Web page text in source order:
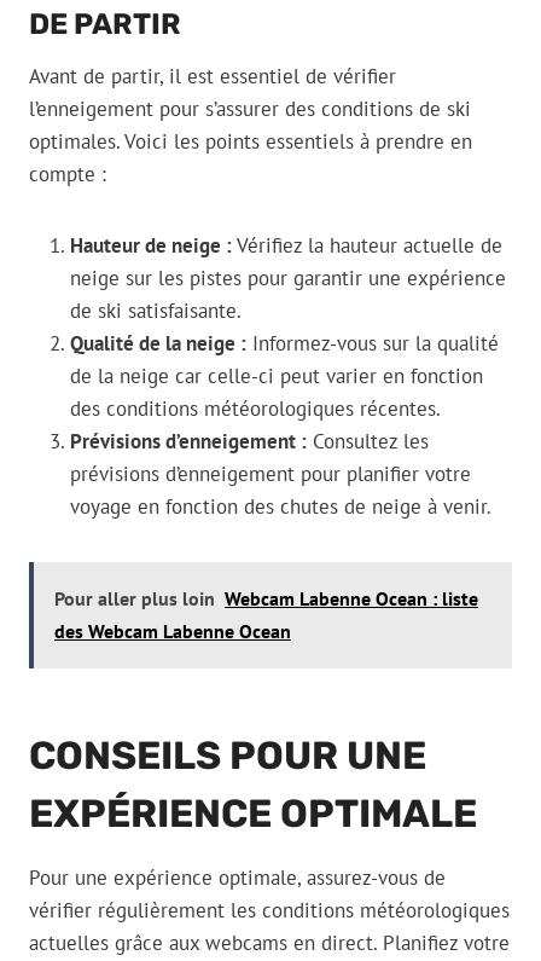
DE PARTIR
Avant de partir, il est essentiel de vérifier
l’enneigement pour s’assurer des conditions de ski
optimales. Voici les points essentiels à prendre en
compte :
Hauteur de neige :Vérifiez la hauteur actuelle de
neige sur les pistes pour garantir une expérience
de ski satisfaisante.
Qualité de la neige : Informez-vous sur la qualité
de la neige car celle-ci peut varier en fonction
des conditions météorologiques récentes.
Prévisions d’enneigement : Consultez les
prévisions d’enneigement pour planifier votre
voyage en fonction des chutes de neige à venir.
Pour aller plus loin Webcam Labenne Ocean : liste
des Webcam Labenne Ocean
CONSEILS POUR UNE
EXPÉRIENCE OPTIMALE
Pour une expérience optimale, assurez-vous de
vérifier régulièrement les conditions météorologiques
actuelles grâce aux webcams en direct. Planifiez votre